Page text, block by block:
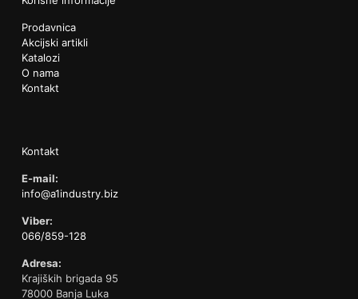
Prodavnica
Akcijski artikli
Katalozi
O nama
Kontakt
Kontakt
E-mail:
info@a1industry.biz
Viber:
066/859-128
Adresa:
Krajiških brigada 95
78000 Banja Luka